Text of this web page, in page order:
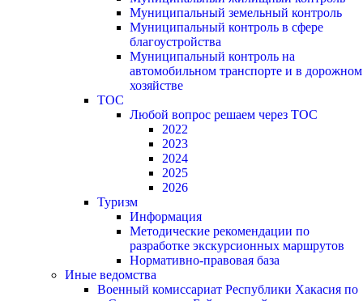
Муниципальный земельный контроль
Муниципальный контроль в сфере
благоустройства
Муниципальный контроль на
автомобильном транспорте и в дорожном
хозяйстве
ТОС
Любой вопрос решаем через ТОС
2022
2023
2024
2025
2026
Туризм
Информация
Методические рекомендации по
разработке экскурсионных маршрутов
Нормативно-правовая база
Иные ведомства
Военный комиссариат Республики Хакасия по